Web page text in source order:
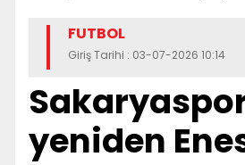
FUTBOL
Giriş Tarihi : 03-07-2026 10:14
yeniden